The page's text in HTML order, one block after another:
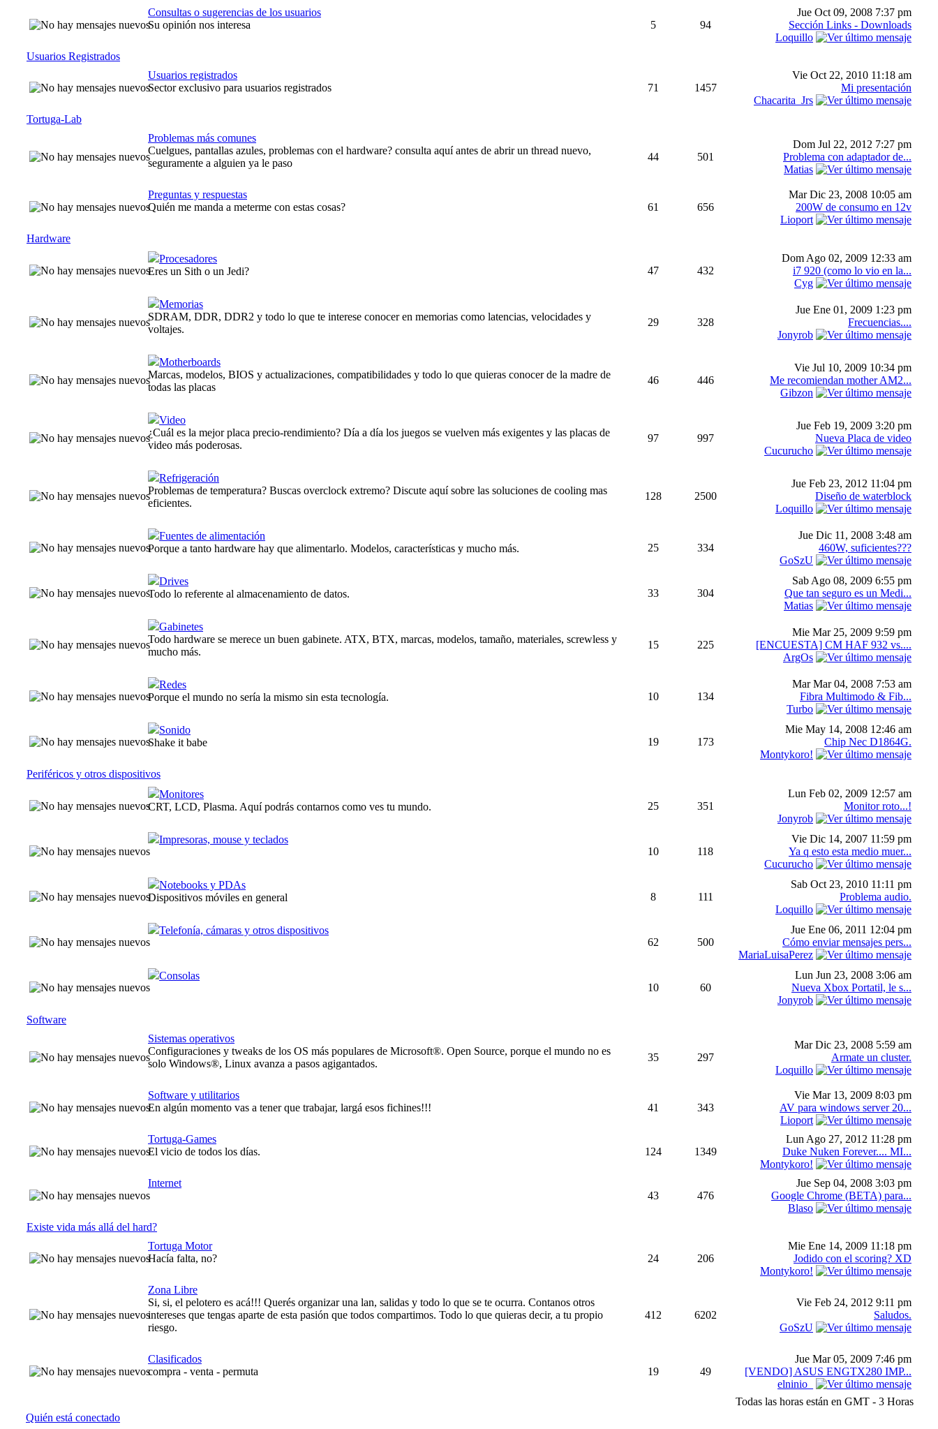
Consultas o sugerencias de los usuarios
Su opinión nos interesa
5 94
Jue Oct 09, 2008 7:37 pm
Sección Links - Downloads
Loquillo
Usuarios Registrados
Usuarios registrados
Sector exclusivo para usuarios registrados
71 1457
Vie Oct 22, 2010 11:18 am
Mi presentación
Chacarita_Jrs
Tortuga-Lab
Problemas más comunes
Cuelgues, pantallas azules, problemas con el hardware? consulta aquí antes de abrir un thread nuevo,
seguramente a alguien ya le paso
44 501
Dom Jul 22, 2012 7:27 pm
Problema con adaptador de...
Matias
Preguntas y respuestas
Quién me manda a meterme con estas cosas?
61 656
Mar Dic 23, 2008 10:05 am
200W de consumo en 12v
Lioport
Hardware
Procesadores
Eres un Sith o un Jedi?
47 432
Dom Ago 02, 2009 12:33 am
i7 920 (como lo vio en la...
Cyg
Memorias
SDRAM, DDR, DDR2 y todo lo que te interese conocer en memorias como latencias, velocidades y
voltajes.
29 328
Jue Ene 01, 2009 1:23 pm
Frecuencias....
Jonyrob
Motherboards
Marcas, modelos, BIOS y actualizaciones, compatibilidades y todo lo que quieras conocer de la madre de
todas las placas
46 446
Vie Jul 10, 2009 10:34 pm
Me recomiendan mother AM2...
Gibzon
Video
¿Cuál es la mejor placa precio-rendimiento? Día a día los juegos se vuelven más exigentes y las placas de
video más poderosas.
97 997
Jue Feb 19, 2009 3:20 pm
Nueva Placa de video
Cucurucho
Refrigeración
Problemas de temperatura? Buscas overclock extremo? Discute aquí sobre las soluciones de cooling mas
eficientes.
128 2500
Jue Feb 23, 2012 11:04 pm
Diseño de waterblock
Loquillo
Fuentes de alimentación
Porque a tanto hardware hay que alimentarlo. Modelos, características y mucho más.
25 334
Jue Dic 11, 2008 3:48 am
460W, suficientes???
GoSzU
Drives
Todo lo referente al almacenamiento de datos.
33 304
Sab Ago 08, 2009 6:55 pm
Que tan seguro es un Medi...
Matias
Gabinetes
Todo hardware se merece un buen gabinete. ATX, BTX, marcas, modelos, tamaño, materiales, screwless y
mucho más.
15 225
Mie Mar 25, 2009 9:59 pm
[ENCUESTA] CM HAF 932 vs....
ArgOs
Redes
Porque el mundo no sería la mismo sin esta tecnología.
10 134
Mar Mar 04, 2008 7:53 am
Fibra Multimodo & Fib...
Turbo
Sonido
Shake it babe
19 173
Mie May 14, 2008 12:46 am
Chip Nec D1864G.
Montykoro!
Periféricos y otros dispositivos
Monitores
CRT, LCD, Plasma. Aquí podrás contarnos como ves tu mundo.
25 351
Lun Feb 02, 2009 12:57 am
Monitor roto...!
Jonyrob
Impresoras, mouse y teclados
10
118
Vie Dic 14, 2007 11:59 pm
Ya q esto esta medio muer...
Cucurucho
Notebooks y PDAs
Dispositivos móviles en general
8 111
Sab Oct 23, 2010 11:11 pm
Problema audio.
Loquillo
Telefonía, cámaras y otros dispositivos
62
500
Jue Ene 06, 2011 12:04 pm
Cómo enviar mensajes pers...
MariaLuisaPerez
Consolas
10
60
Lun Jun 23, 2008 3:06 am
Nueva Xbox Portatil, le s...
Jonyrob
Software
Sistemas operativos
Configuraciones y tweaks de los OS más populares de Microsoft®. Open Source, porque el mundo no es
solo Windows®, Linux avanza a pasos agigantados.
35 297
Mar Dic 23, 2008 5:59 am
Armate un cluster.
Loquillo
Software y utilitarios
En algún momento vas a tener que trabajar, largá esos fichines!!!
41 343
Vie Mar 13, 2009 8:03 pm
AV para windows server 20...
Lioport
Tortuga-Games
El vicio de todos los días.
124 1349
Lun Ago 27, 2012 11:28 pm
Duke Nuken Forever.... MI...
Montykoro!
Internet
43
476
Jue Sep 04, 2008 3:03 pm
Google Chrome (BETA) para...
Blaso
Existe vida más allá del hard?
Tortuga Motor
Hacía falta, no?
24 206
Mie Ene 14, 2009 11:18 pm
Jodido con el scoring? XD
Montykoro!
Zona Libre
Si, si, el pelotero es acá!!! Querés organizar una lan, salidas y todo lo que se te ocurra. Contanos otros
intereses que tengas aparte de esta pasión que todos compartimos. Todo lo que quieras decir, a tu propio
riesgo.
412 6202
Vie Feb 24, 2012 9:11 pm
Saludos.
GoSzU
Clasificados
compra - venta - permuta
19 49
Jue Mar 05, 2009 7:46 pm
[VENDO] ASUS ENGTX280 IMP...
elninio_
Todas las horas están en GMT - 3 Horas
Quién está conectado